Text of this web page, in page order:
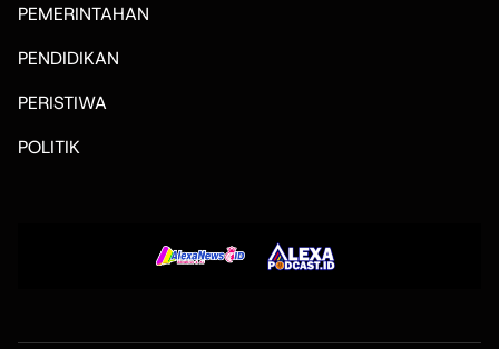
PEMERINTAHAN
PENDIDIKAN
PERISTIWA
POLITIK